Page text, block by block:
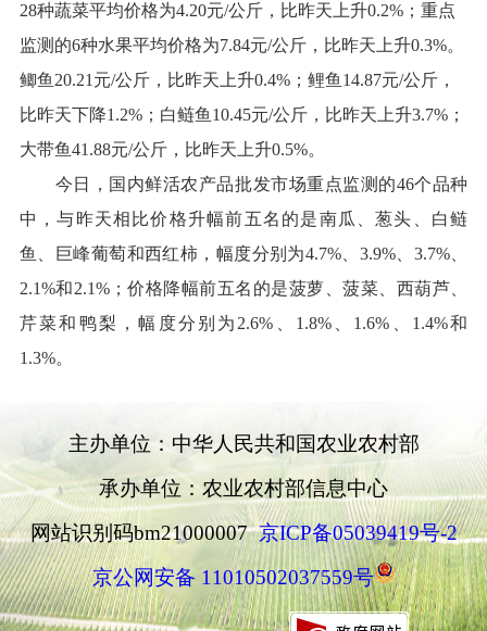
28种蔬菜平均价格为4.20元/公斤，比昨天上升0.2%；重点
监测的6种水果平均价格为7.84元/公斤，比昨天上升0.3%。
鲫鱼20.21元/公斤，比昨天上升0.4%；鲤鱼14.87元/公斤，
比昨天下降1.2%；白鲢鱼10.45元/公斤，比昨天上升3.7%；
大带鱼41.88元/公斤，比昨天上升0.5%。
今日，国内鲜活农产品批发市场重点监测的46个品种
中，与昨天相比价格升幅前五名的是南瓜、葱头、白鲢
鱼、巨峰葡萄和西红柿，幅度分别为4.7%、3.9%、3.7%、
2.1%和2.1%；价格降幅前五名的是菠萝、菠菜、西葫芦、
芹菜和鸭梨，幅度分别为2.6%、1.8%、1.6%、1.4%和
1.3%。
主办单位：中华人民共和国农业农村部
承办单位：农业农村部信息中心
网站识别码bm21000007京ICP备05039419号-2
京公网安备 11010502037559号